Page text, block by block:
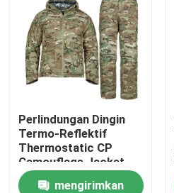
Perlindungan Dingin
Termo-Reflektif
Thermostatic CP
Camouflage Jacket
mengirimkan